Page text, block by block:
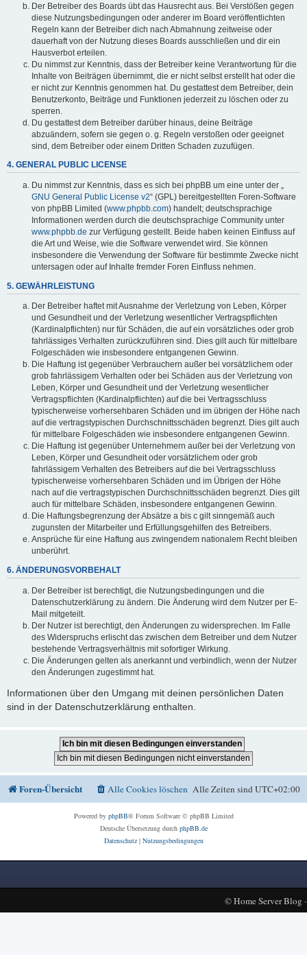
Der Betreiber des Boards übt das Hausrecht aus. Bei Verstößen gegen
diese Nutzungsbedingungen oder anderer im Board veröffentlichten
Regeln kann der Betreiber dich nach Abmahnung zeitweise oder
dauerhaft von der Nutzung dieses Boards ausschließen und dir ein
Hausverbot erteilen.
Du nimmst zur Kenntnis, dass der Betreiber keine Verantwortung für die
Inhalte von Beiträgen übernimmt, die er nicht selbst erstellt hat oder die
er nicht zur Kenntnis genommen hat. Du gestattest dem Betreiber, dein
Benutzerkonto, Beiträge und Funktionen jederzeit zu löschen oder zu
sperren.
Du gestattest dem Betreiber darüber hinaus, deine Beiträge
abzuändern, sofern sie gegen o. g. Regeln verstoßen oder geeignet
sind, dem Betreiber oder einem Dritten Schaden zuzufügen.
4. GENERAL PUBLIC LICENSE
Du nimmst zur Kenntnis, dass es sich bei phpBB um eine unter der „
GNU General Public License v2“ (GPL) bereitgestellten Foren-Software
von phpBB Limited (www.phpbb.com) handelt; deutschsprachige
Informationen werden durch die deutschsprachige Community unter
www.phpbb.de zur Verfügung gestellt. Beide haben keinen Einfluss auf
die Art und Weise, wie die Software verwendet wird. Sie können
insbesondere die Verwendung der Software für bestimmte Zwecke nicht
untersagen oder auf Inhalte fremder Foren Einfluss nehmen.
5. GEWÄHRLEISTUNG
Der Betreiber haftet mit Ausnahme der Verletzung von Leben, Körper
und Gesundheit und der Verletzung wesentlicher Vertragspflichten
(Kardinalpflichten) nur für Schäden, die auf ein vorsätzliches oder grob
fahrlässiges Verhalten zurückzuführen sind. Dies gilt auch für mittelbare
Folgeschäden wie insbesondere entgangenen Gewinn.
Die Haftung ist gegenüber Verbrauchern außer bei vorsätzlichem oder
grob fahrlässigem Verhalten oder bei Schäden aus der Verletzung von
Leben, Körper und Gesundheit und der Verletzung wesentlicher
Vertragspflichten (Kardinalpflichten) auf die bei Vertragsschluss
typischerweise vorhersehbaren Schäden und im übrigen der Höhe nach
auf die vertragstypischen Durchschnittsschäden begrenzt. Dies gilt auch
für mittelbare Folgeschäden wie insbesondere entgangenen Gewinn.
Die Haftung ist gegenüber Unternehmern außer bei der Verletzung von
Leben, Körper und Gesundheit oder vorsätzlichem oder grob
fahrlässigem Verhalten des Betreibers auf die bei Vertragsschluss
typischerweise vorhersehbaren Schäden und im Übrigen der Höhe
nach auf die vertragstypischen Durchschnittsschäden begrenzt. Dies gilt
auch für mittelbare Schäden, insbesondere entgangenen Gewinn.
Die Haftungsbegrenzung der Absätze a bis c gilt sinngemäß auch
zugunsten der Mitarbeiter und Erfüllungsgehilfen des Betreibers.
Ansprüche für eine Haftung aus zwingendem nationalem Recht bleiben
unberührt.
6. ÄNDERUNGSVORBEHALT
Der Betreiber ist berechtigt, die Nutzungsbedingungen und die
Datenschutzerklärung zu ändern. Die Änderung wird dem Nutzer per E-
Mail mitgeteilt.
Der Nutzer ist berechtigt, den Änderungen zu widersprechen. Im Falle
des Widerspruchs erlischt das zwischen dem Betreiber und dem Nutzer
bestehende Vertragsverhältnis mit sofortiger Wirkung.
Die Änderungen gelten als anerkannt und verbindlich, wenn der Nutzer
den Änderungen zugestimmt hat.
Informationen über den Umgang mit deinen persönlichen Daten
sind in der Datenschutzerklärung enthalten.
Foren-Übersicht Alle Zeiten sindUTC+02:00
Alle Cookies löschen
Powered by phpBB® Forum Software © phpBB Limited
Deutsche Übersetzung durch phpBB.de
Datenschutz| Nutzungsbedingungen
©Home Server Blog